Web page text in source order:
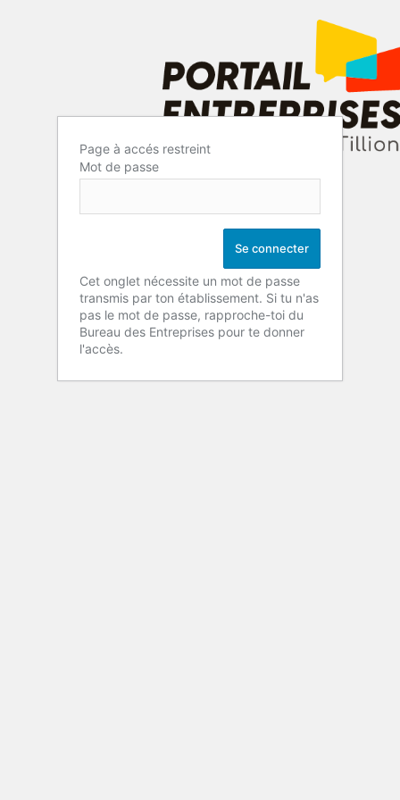
Page à accés restreint
Mot de passe
Cet onglet nécessite un mot de passe
transmis par ton établissement. Si tu n'as
pas le mot de passe, rapproche-toi du
Bureau des Entreprises pour te donner
l'accès.